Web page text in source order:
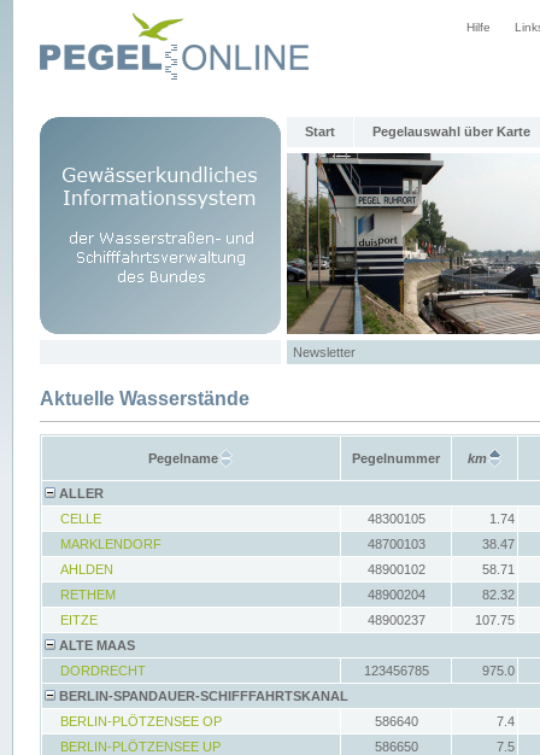
Hilfe
Start Pegelauswahl über Karte
Newsletter
Aktuelle Wasserstände
Pegelname Pegelnummer km
ALLER
CELLE
48300105
1.74
MARKLENDORF
48700103
38.47
AHLDEN
48900102
58.71
RETHEM
48900204
82.32
EITZE
48900237
107.75
ALTE MAAS
DORDRECHT
123456785
975.0
BERLIN-SPANDAUER-SCHIFFFAHRTSKANAL
BERLIN-PLÖTZENSEE OP
586640
7.4
BERLIN-PLÖTZENSEE UP
586650
7.5